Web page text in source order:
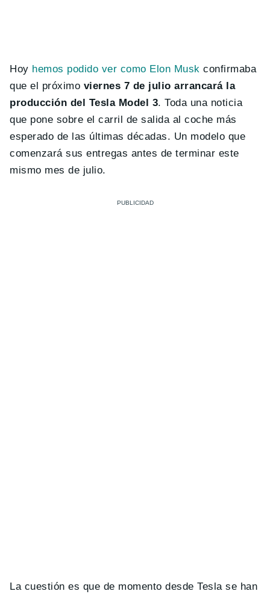
Hoy hemos podido ver como Elon Musk confirmaba
que el próximo viernes 7 de julio arrancará la
producción del Tesla Model 3. Toda una noticia
que pone sobre el carril de salida al coche más
esperado de las últimas décadas. Un modelo que
comenzará sus entregas antes de terminar este
mismo mes de julio.
La cuestión es que de momento desde Tesla se han